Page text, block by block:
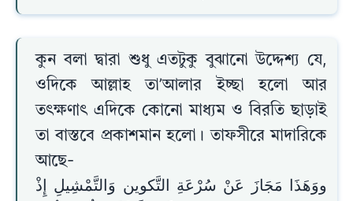
কুন বলা দ্বারা শুধু এতটুকু বুঝানো উদ্দেশ্য যে,
ওদিকে আল্লাহ তা’আলার ইচ্ছা হলো আর
তৎক্ষণাৎ এদিকে কোনো মাধ্যম ও বিরতি ছাড়াই
তা বাস্তবে প্রকাশমান হলো। তাফসীরে মাদারিকে
আছে-
ووَهَذَا مَجَازَ عَنْ سُرْعَةِ التَّكوين وَالتَّمْشِيلِ إِذْ